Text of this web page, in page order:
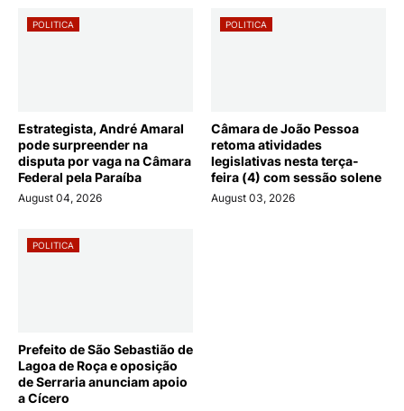
POLITICA
Estrategista, André Amaral
pode surpreender na
disputa por vaga na Câmara
Federal pela Paraíba
August 04, 2026
POLITICA
Câmara de João Pessoa
retoma atividades
legislativas nesta terça-
feira (4) com sessão solene
August 03, 2026
POLITICA
Prefeito de São Sebastião de
Lagoa de Roça e oposição
de Serraria anunciam apoio
a Cícero